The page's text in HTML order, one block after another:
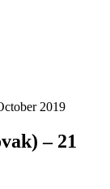
2019
– 21